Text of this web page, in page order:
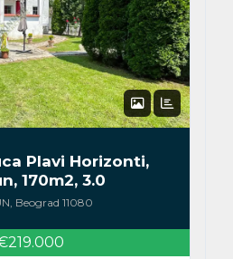
Plavi Horizonti,
170m2, 3.0
Beograd 11080